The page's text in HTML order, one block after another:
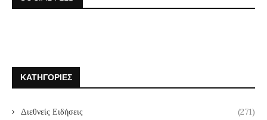
ΚΑΤΗΓΟΡΊΕΣ
Διεθνείς Ειδήσεις (271)